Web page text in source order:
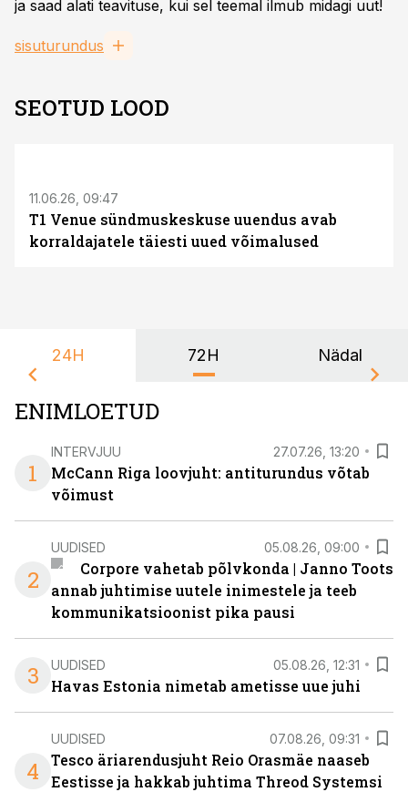
ja saad alati teavituse, kui sel teemal ilmub midagi uut!
sisuturundus
SEOTUD LOOD
11.06.26, 09:47
T1 Venue sündmuskeskuse uuendus avab
korraldajatele täiesti uued võimalused
24H 72H Nädal
ENIMLOETUD
1
INTERVJUU 27.07.26, 13:20
McCann Riga loovjuht: antiturundus võtab
võimust
2
UUDISED 05.08.26, 09:00
Corpore vahetab põlvkonda | Janno Toots
annab juhtimise uutele inimestele ja teeb
kommunikatsioonist pika pausi
3 UUDISED 05.08.26, 12:31
Havas Estonia nimetab ametisse uue juhi
4
UUDISED 07.08.26, 09:31
Tesco äriarendusjuht Reio Orasmäe naaseb
Eestisse ja hakkab juhtima Threod Systemsi